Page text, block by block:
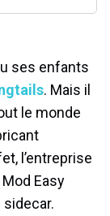
ses enfants
. Mais il
le monde
l’entreprise
Easy
sidecar.